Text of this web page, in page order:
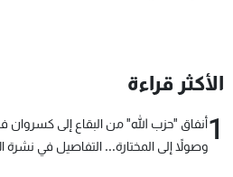
الأكثر قراءة
1أنفاق "حزب الله" من البقاع إلى كسروان
وصولاً إلى المختارة... التفاصيل في نشرة